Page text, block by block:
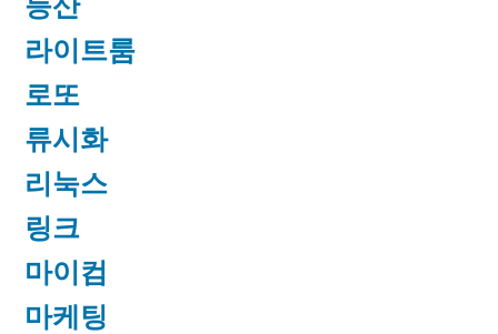
등산
라이트룸
로또
류시화
리눅스
링크
마이컴
마케팅